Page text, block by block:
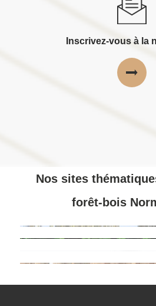
Inscrivez-vous à la
Nos sites
forêt-bois